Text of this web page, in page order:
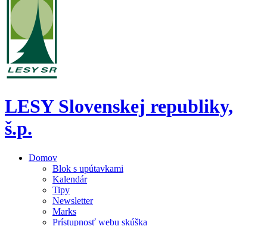
LESY Slovenskej republiky,
š.p.
Domov
Blok s upútavkami
Kalendár
Tipy
Newsletter
Marks
Prístupnosť webu skúška